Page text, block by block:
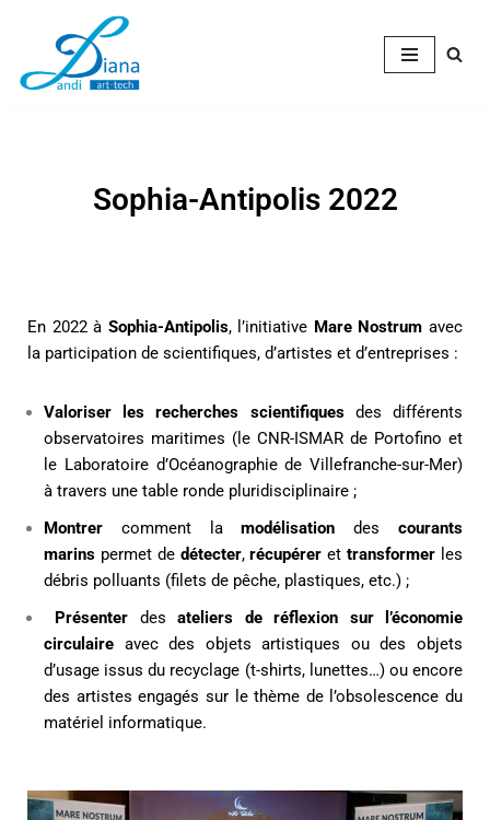
au
Sophia-Antipolis 2022
En 2022 à Sophia-Antipolis, l’initiative Mare Nostrum avec
la participation de scientifiques, d’artistes et d’entreprises :
Valoriser les recherches scientifiquesdes différents
observatoires maritimes (le CNR-ISMAR de Portofino et
le Laboratoire d’Océanographie de Villefranche-sur-Mer)
à travers une table ronde pluridisciplinaire ;
Montrer comment lamodélisation descourants
marins permet de détecter,récupérer ettransformer les
débris polluants (filets de pêche, plastiques, etc.) ;
Présenter desateliers de réflexion sur l’économie
circulaire avec des objets artistiques ou des objets
d’usage issus du recyclage (t-shirts, lunettes…) ou encore
des artistes engagés sur le thème de l’obsolescence du
matériel informatique.